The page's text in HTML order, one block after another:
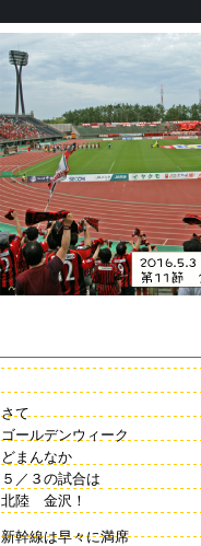
さて
ゴールデンウィーク
どまんなか
５／３の試合は
北陸 金沢！
新幹線は早々に満席